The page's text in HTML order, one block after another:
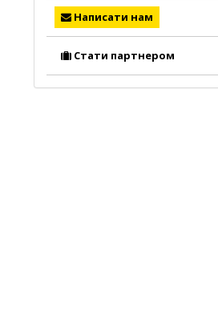
Написати нам
Стати партнером